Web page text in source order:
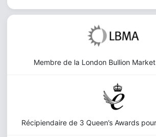
Membre de la London Bullion
Récipiendaire de 3 Queen’s Awards